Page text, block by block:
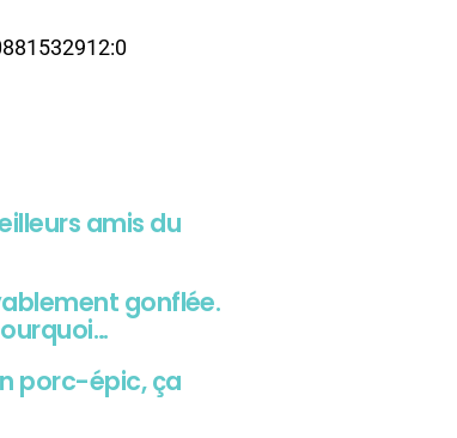
amis du
gonflée.
porc-épic, ça